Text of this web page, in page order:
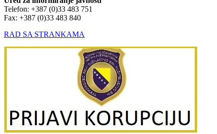
Telefon: +387 (0)33 483 751
Fax: +387 (0)33 483 840
RAD SA STRANKAMA